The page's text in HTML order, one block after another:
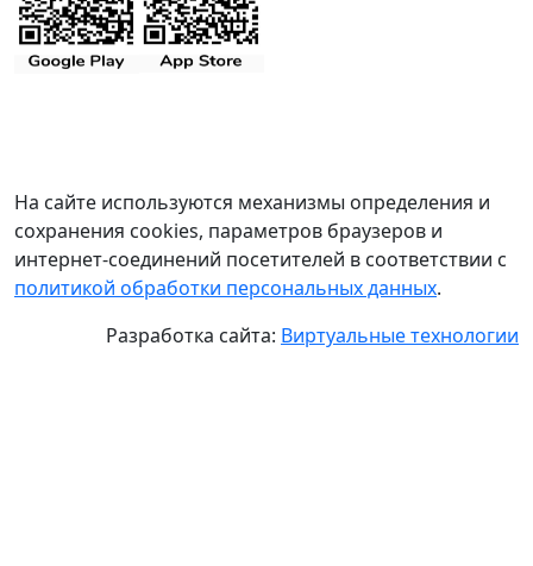
На сайте используются механизмы определения и
сохранения cookies, параметров браузеров и
интернет-соединений посетителей в соответствии с
политикой обработки персональных данных.
Разработка сайта: Виртуальные технологии